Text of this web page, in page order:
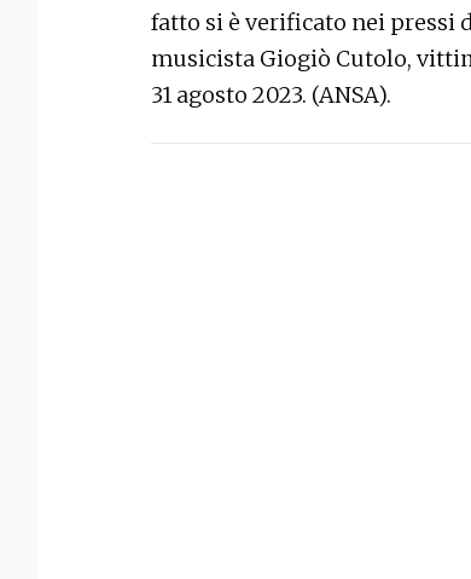
fatto si è verificato nei pressi
musicista Giogiò Cutolo,
31 agosto 2023. (ANSA).